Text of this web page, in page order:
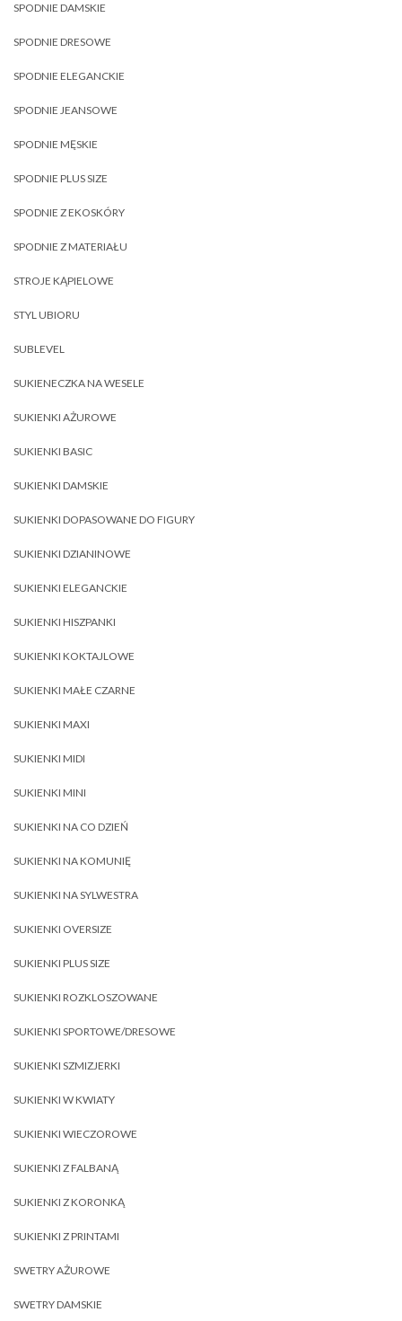
SPODNIE DAMSKIE
SPODNIE DRESOWE
SPODNIE ELEGANCKIE
SPODNIE JEANSOWE
SPODNIE MĘSKIE
SPODNIE PLUS SIZE
SPODNIE Z EKOSKÓRY
SPODNIE Z MATERIAŁU
STROJE KĄPIELOWE
STYL UBIORU
SUBLEVEL
SUKIENECZKA NA WESELE
SUKIENKI AŻUROWE
SUKIENKI BASIC
SUKIENKI DAMSKIE
SUKIENKI DOPASOWANE DO FIGURY
SUKIENKI DZIANINOWE
SUKIENKI ELEGANCKIE
SUKIENKI HISZPANKI
SUKIENKI KOKTAJLOWE
SUKIENKI MAŁE CZARNE
SUKIENKI MAXI
SUKIENKI MIDI
SUKIENKI MINI
SUKIENKI NA CO DZIEŃ
SUKIENKI NA KOMUNIĘ
SUKIENKI NA SYLWESTRA
SUKIENKI OVERSIZE
SUKIENKI PLUS SIZE
SUKIENKI ROZKLOSZOWANE
SUKIENKI SPORTOWE/DRESOWE
SUKIENKI SZMIZJERKI
SUKIENKI W KWIATY
SUKIENKI WIECZOROWE
SUKIENKI Z FALBANĄ
SUKIENKI Z KORONKĄ
SUKIENKI Z PRINTAMI
SWETRY AŻUROWE
SWETRY DAMSKIE